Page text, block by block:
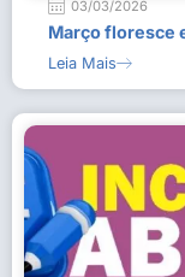
03/03/2026
Março floresce
Leia Mais